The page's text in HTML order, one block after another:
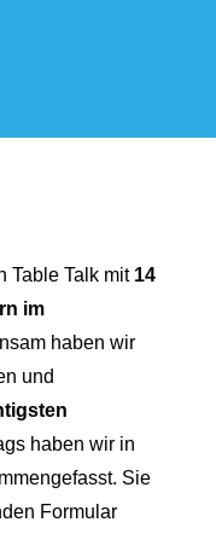
Table Talk mit 14
im
haben wir
und
haben wir in
Sie
Formular